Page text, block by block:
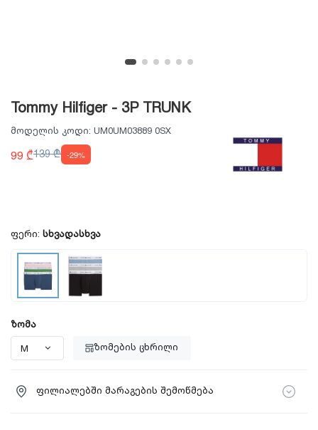
Tommy Hilfiger - 3P TRUNK
მოდელის კოდი: UM0UM03889 0SX
99 ₾139 ₾ -29%
ფერი: სხვადასხვა
ზომა
ზომების ცხრილი
ფილიალებში მარაგების შემოწმება